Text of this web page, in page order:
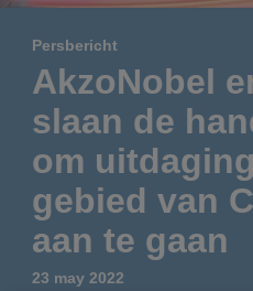
About us
Annual report
Brands
Our businesses
End-user segments
Investors
Shares and ADRs
Results center
Events and presentations
Consensus
Persbericht
AkzoNobel
slaan de
om
gebied van
aan te gaan
23 may 2022